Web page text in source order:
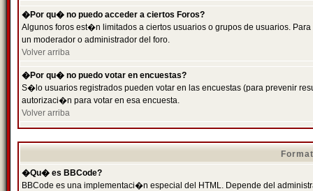
�Por qu� no puedo acceder a ciertos Foros?
Algunos foros est�n limitados a ciertos usuarios o grupos de usuarios.
un moderador o administrador del foro.
Volver arriba
�Por qu� no puedo votar en encuestas?
S�lo usuarios registrados pueden votar en las encuestas (para prevenir
autorizaci�n para votar en esa encuesta.
Volver arriba
�Qu� es BBCode?
BBCode es una implementaci�n especial del HTML. Depende del